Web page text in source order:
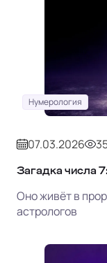
Нумерология
07.03.2026
Загадка числа
Оно живёт в
астрологов